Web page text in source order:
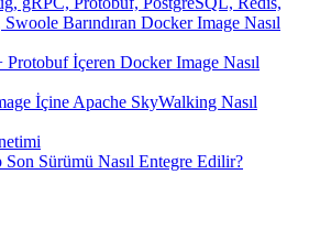
Barındıran Docker Image Nasıl
İçeren Docker Image Nasıl
İçine Apache SkyWalking Nasıl
Son Sürümü Nasıl Entegre Edilir?